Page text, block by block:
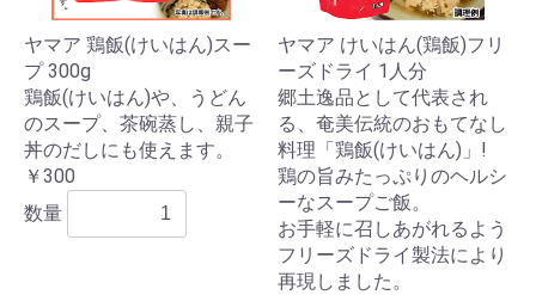
ヤマア 鶏飯(けいはん)スー
プ 300g
鶏飯(けいはん)や、うどん
のスープ、茶碗蒸し、親子
丼のだしにも使えます。
￥300
数量
ヤマア けいはん(鶏飯)フリ
ーズドライ 1人分
郷土逸品として代表され
る、奄美伝統のおもてなし
料理「鶏飯(けいはん)」!
鶏の旨みたっぷりのヘルシ
ーなスープご飯。
お手軽に召しあがれるよう
フリーズドライ製法により
再現しました。